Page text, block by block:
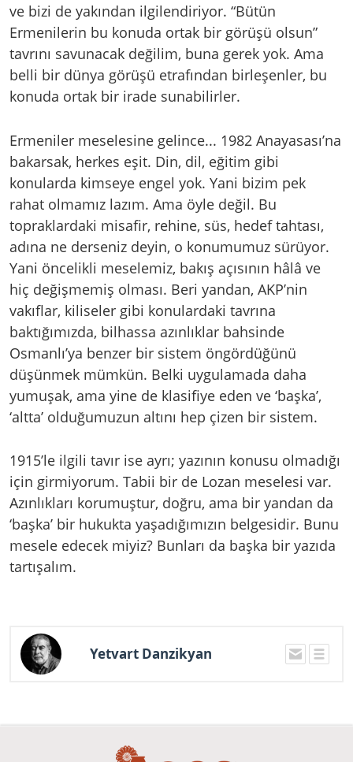
ve bizi de yakından ilgilendiriyor. “Bütün
Ermenilerin bu konuda ortak bir görüşü olsun”
tavrını savunacak değilim, buna gerek yok. Ama
belli bir dünya görüşü etrafından birleşenler, bu
konuda ortak bir irade sunabilirler.
Ermeniler meselesine gelince... 1982 Anayasası’na
bakarsak, herkes eşit. Din, dil, eğitim gibi
konularda kimseye engel yok. Yani bizim pek
rahat olmamız lazım. Ama öyle değil. Bu
topraklardaki misafir, rehine, süs, hedef tahtası,
adına ne derseniz deyin, o konumumuz sürüyor.
Yani öncelikli meselemiz, bakış açısının hâlâ ve
hiç değişmemiş olması. Beri yandan, AKP’nin
vakıflar, kiliseler gibi konulardaki tavrına
baktığımızda, bilhassa azınlıklar bahsinde
Osmanlı’ya benzer bir sistem öngördüğünü
düşünmek mümkün. Belki uygulamada daha
yumuşak, ama yine de klasifiye eden ve ‘başka’,
‘altta’ olduğumuzun altını hep çizen bir sistem.
1915’le ilgili tavır ise ayrı; yazının konusu olmadığı
için girmiyorum. Tabii bir de Lozan meselesi var.
Azınlıkları korumuştur, doğru, ama bir yandan da
‘başka’ bir hukukta yaşadığımızın belgesidir. Bunu
mesele edecek miyiz? Bunları da başka bir yazıda
tartışalım.
Yetvart Danzikyan